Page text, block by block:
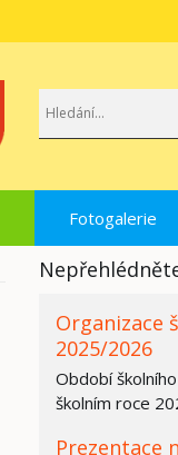
Fotogalerie
Organizace
2025/2026
Období
školním roce
Prezentace